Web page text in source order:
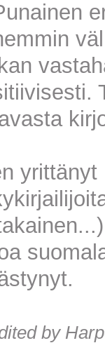
yrittänyt
by